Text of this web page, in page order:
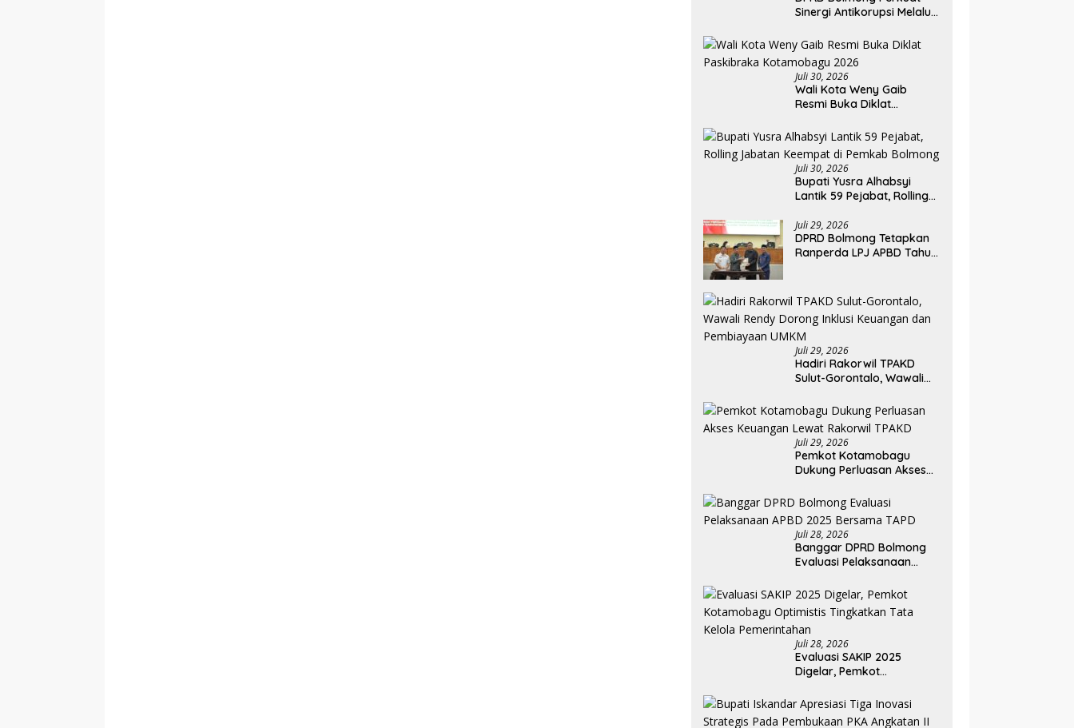
Sinergi Antikorupsi Melalui
Kotamobagu
Juli 30, 2026
Wali Kota Weny Gaib
Resmi Buka Diklat
2026
Juli 30, 2026
Bupati Yusra Alhabsyi
Lantik 59 Pejabat, Rolling
Pemkab Bolmong
Juli 29, 2026
DPRD Bolmong Tetapkan
Ranperda LPJ APBD Tahun
Juli 29, 2026
Hadiri Rakorwil TPAKD
Sulut-Gorontalo, Wawali
Keuangan dan
Pembiayaan UMKM
Juli 29, 2026
Pemkot Kotamobagu
Dukung Perluasan Akses
TPAKD
Juli 28, 2026
Banggar DPRD Bolmong
Evaluasi Pelaksanaan
Juli 28, 2026
Evaluasi SAKIP 2025
Digelar, Pemkot
Tingkatkan Tata Kelola
Pemerintahan